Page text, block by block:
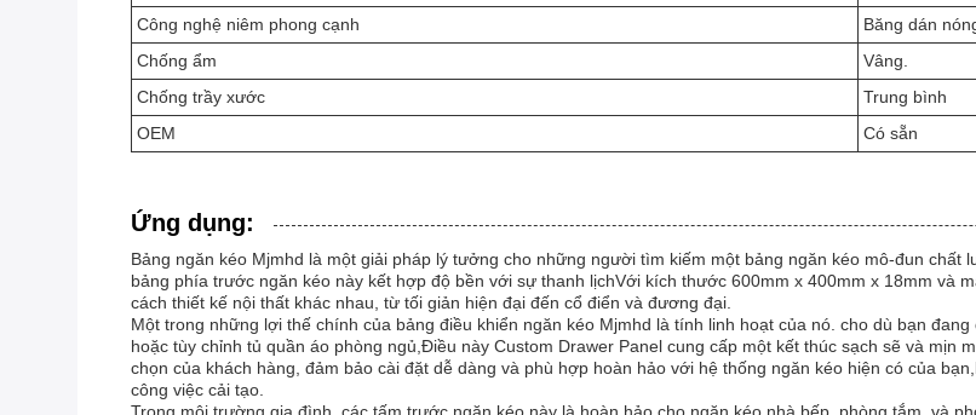
Công nghệ niêm phong cạnh
Băng dán
Chống ẩm
Vâng.
Chống trầy xước
Trung bình
OEM
Có sẵn
Ứng dụng:
Bảng ngăn kéo Mjmhd là một giải pháp lý tưởng cho những người tìm kiếm một bảng ngăn kéo mô-đun
bảng phía trước ngăn kéo này kết hợp độ bền với sự thanh lịchVới kích thước 600mm x 400mm x 18mm và
cách thiết kế nội thất khác nhau, từ tối giản hiện đại đến cổ điển và đương đại.
Một trong những lợi thế chính của bảng điều khiển ngăn kéo Mjmhd là tính linh hoạt của nó. cho dù bạn
hoặc tùy chỉnh tủ quần áo phòng ngủ,Điều này Custom Drawer Panel cung cấp một kết thúc sạch sẽ và mịn
chọn của khách hàng, đảm bảo cài đặt dễ dàng và phù hợp hoàn hảo với hệ thống ngăn kéo hiện có của
công việc cải tạo.